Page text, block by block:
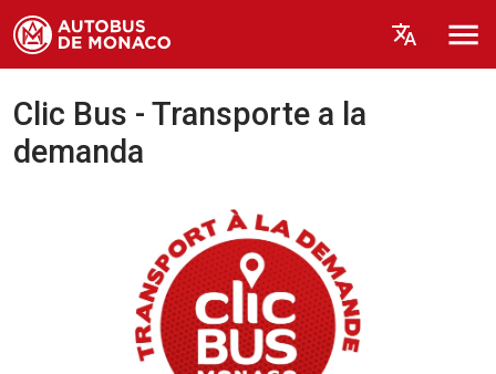
Clic Bus - Transporte a la
demanda